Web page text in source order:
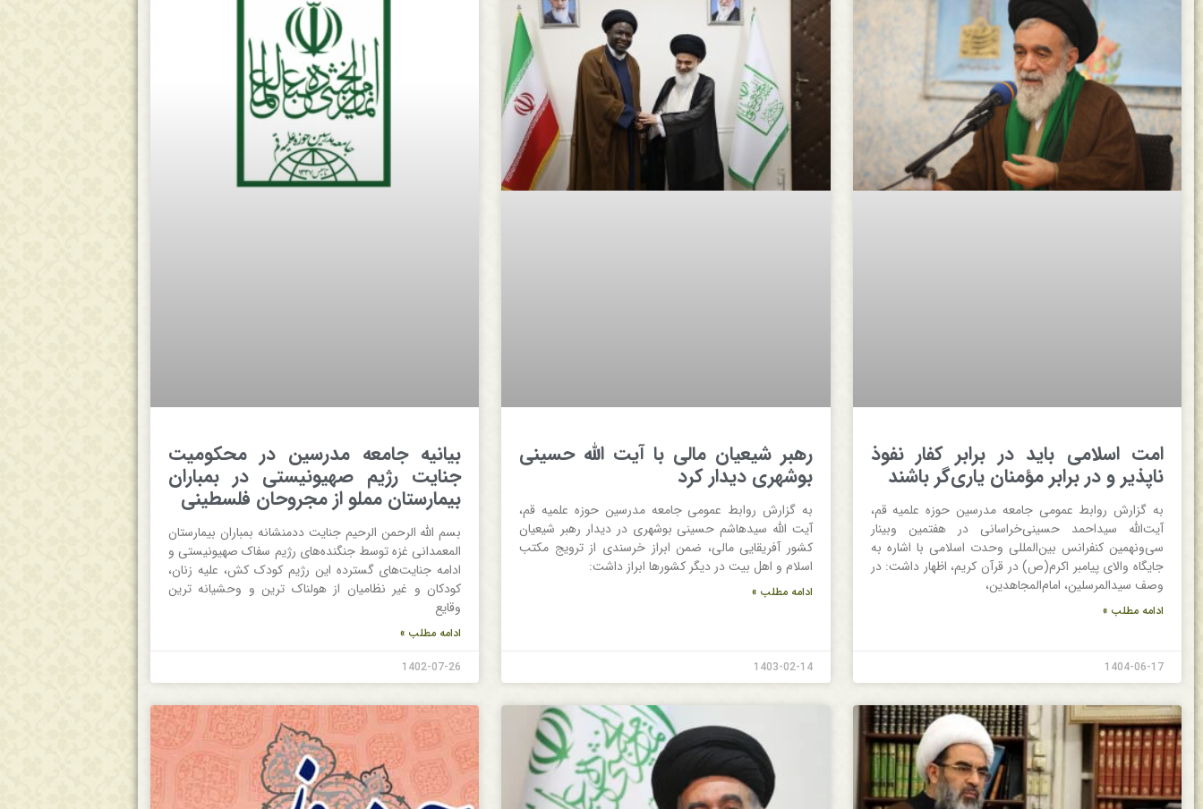
امت اسلامی باید در برابر کفار نفوذ
ناپذیر و در برابر مؤمنان یاری‌گر باشند
به گزارش روابط عمومی جامعه مدرسین حوزه علمیه قم،
آیت‌الله سیداحمد حسینی‌خراسانی در هفتمین وبینار
سی‌ونهمین کنفرانس بین‌المللی وحدت اسلامی با اشاره به
جایگاه والای پیامبر اکرم(ص) در قرآن کریم، اظهار داشت: در
وصف سیدالمرسلین، امام‌المجاهدین،
ادامه مطلب »
1404-06-17
رهبر شیعیان مالی با آیت الله حسینی
بوشهری دیدار کرد
به گزارش روابط عمومی جامعه مدرسین حوزه علمیه قم،
آیت الله سیدهاشم حسینی بوشهری در دیدار رهبر شیعیان
کشور آفریقایی مالی، ضمن ابراز خرسندی از ترویج مکتب
اسلام و اهل بیت در دیگر کشورها ابراز داشت:
ادامه مطلب »
1403-02-14
بیانیه جامعه مدرسین در محکومیت
جنایت رژیم صهیونیستی در بمباران
بیمارستان مملو از مجروحان فلسطینی
بسم الله الرحمن الرحیم جنایت ددمنشانه بمباران بیمارستان
المعمدانی غزه توسط جنگنده‌های رژیم سفاک صهیونیستی و
ادامه جنایت‌های گسترده این رژیم کودک کش، علیه زنان،
کودکان و غیر نظامیان از هولناک ترین و وحشیانه ترین
وقایع
ادامه مطلب »
1402-07-26